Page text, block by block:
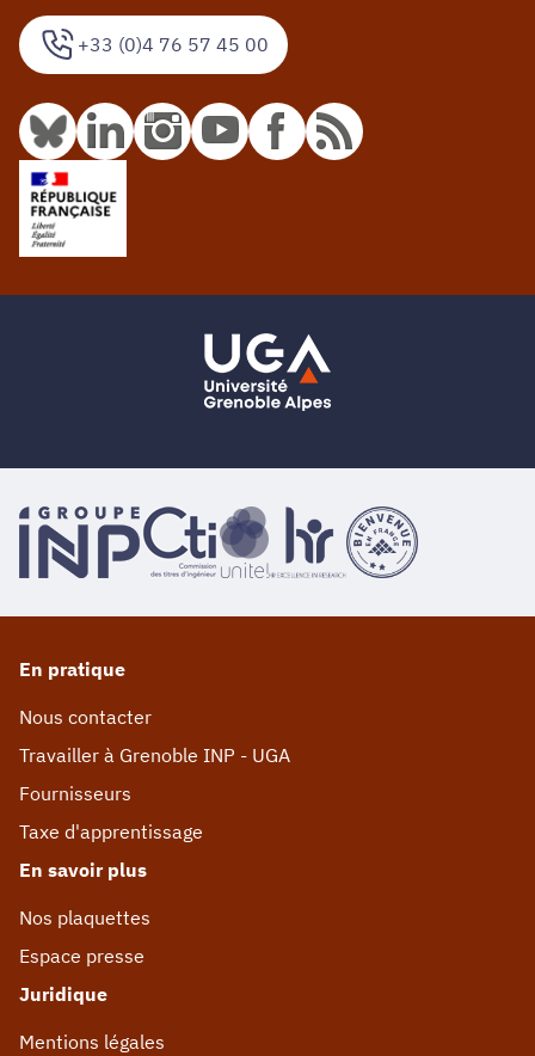
+33 (0)4 76 57 45 00
En pratique
Nous contacter
Travailler à Grenoble INP - UGA
Fournisseurs
Taxe d'apprentissage
En savoir plus
Nos plaquettes
Espace presse
Juridique
Mentions légales